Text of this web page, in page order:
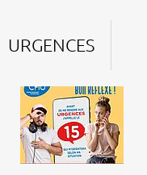
URGENCES